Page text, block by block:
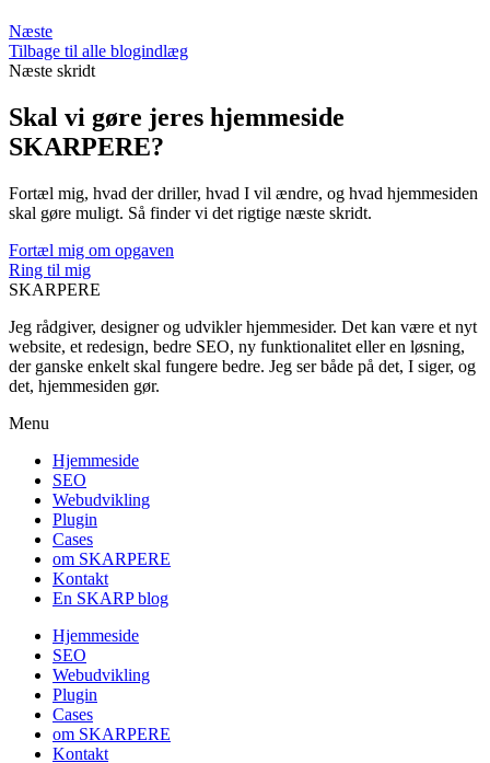
Næste
Tilbage til alle blogindlæg
Næste skridt
Skal vi gøre jeres hjemmeside
SKARPERE?
Fortæl mig, hvad der driller, hvad I vil ændre, og hvad hjemmesiden
skal gøre muligt. Så finder vi det rigtige næste skridt.
Fortæl mig om opgaven
Ring til mig
SKARPERE
Jeg rådgiver, designer og udvikler hjemmesider. Det kan være et nyt
website, et redesign, bedre SEO, ny funktionalitet eller en løsning,
der ganske enkelt skal fungere bedre. Jeg ser både på det, I siger, og
det, hjemmesiden gør.
Menu
Hjemmeside
SEO
Webudvikling
Plugin
Cases
om SKARPERE
Kontakt
En SKARP blog
Hjemmeside
SEO
Webudvikling
Plugin
Cases
om SKARPERE
Kontakt